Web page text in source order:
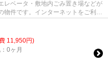
レベータ・敷地内ごみ置き場などが
物件です。インターネットをご利用
11,950円)
0ヶ月